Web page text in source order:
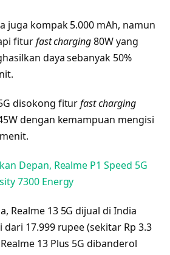
juga kompak 5.000 mAh, namun
fiturfast charging80W yang
daya sebanyak 50%
disokong fiturfast charging
dengan kemampuan mengisi
Depan, Realme P1 Speed 5G
7300 Energy
Realme 13 5G dijual di India
17.999 rupee (sekitar Rp 3.3
13 Plus 5G dibanderol